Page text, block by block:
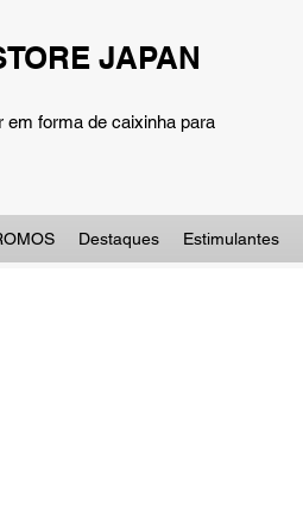
JAPAN
em forma de caixinha para
Destaques Estimulantes